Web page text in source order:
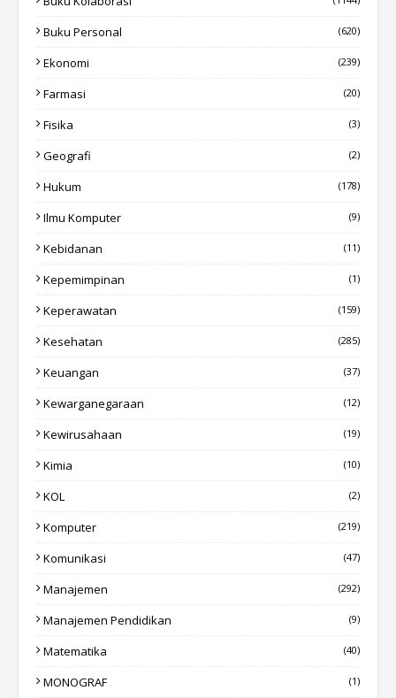
Buku Personal (620)
Ekonomi (239)
Farmasi (20)
Fisika (3)
Geografi (2)
Hukum (178)
Ilmu Komputer (9)
Kebidanan (11)
Kepemimpinan (1)
Keperawatan (159)
Kesehatan (285)
Keuangan (37)
Kewarganegaraan (12)
Kewirusahaan (19)
Kimia (10)
KOL (2)
Komputer (219)
Komunikasi (47)
Manajemen (292)
Manajemen Pendidikan (9)
Matematika (40)
MONOGRAF (1)